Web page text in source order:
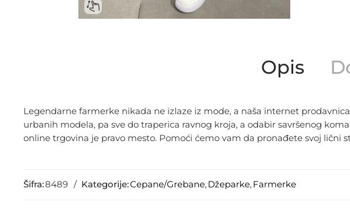
Opis
Legendarne farmerke nikada ne izlaze iz mode, a naša internet
urbanih modela, pa sve do traperica ravnog kroja, a odabir savršenog
online trgovina je pravo mesto. Pomoći ćemo vam da pronađete svoj lični
Šifra:8489 Kategorije:Cepane/Grebane,Džeparke,Farmerke